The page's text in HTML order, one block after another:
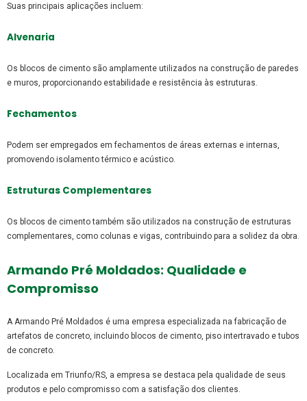
Suas principais aplicações incluem:
Alvenaria
Os blocos de cimento são amplamente utilizados na construção de paredes
e muros, proporcionando estabilidade e resistência às estruturas.
Fechamentos
Podem ser empregados em fechamentos de áreas externas e internas,
promovendo isolamento térmico e acústico.
Estruturas Complementares
Os blocos de cimento também são utilizados na construção de estruturas
complementares, como colunas e vigas, contribuindo para a solidez da obra.
Armando Pré Moldados: Qualidade e
Compromisso
A Armando Pré Moldados é uma empresa especializada na fabricação de
artefatos de concreto, incluindo blocos de cimento, piso intertravado e tubos
de concreto.
Localizada em Triunfo/RS, a empresa se destaca pela qualidade de seus
produtos e pelo compromisso com a satisfação dos clientes.